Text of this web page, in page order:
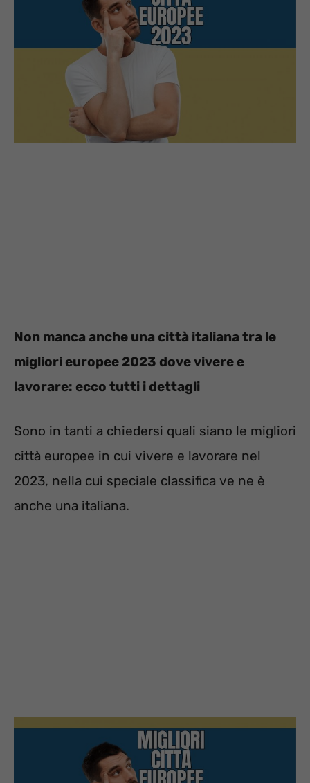
Non manca anche una città italiana tra le
migliori europee 2023 dove vivere e
lavorare: ecco tutti i dettagli
Sono in tanti a chiedersi quali siano le migliori
città europee in cui vivere e lavorare nel
2023, nella cui speciale classifica ve ne è
anche una italiana.